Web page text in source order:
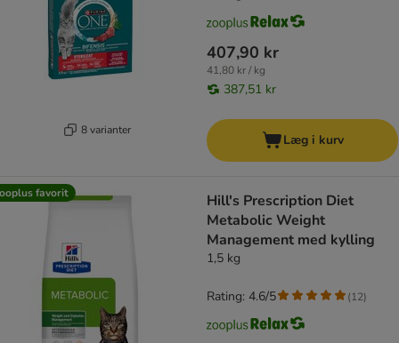
8 varianter
407,90 kr
41,80 kr / kg
387,51 kr
Læg i kurv
favorit
Hill's Prescription Diet
Metabolic Weight
Management med kylling
1,5 kg
Rating: 4.6/5 (12)